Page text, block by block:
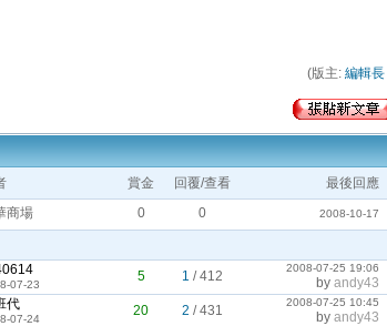
(版主: 編輯長
賞金 回覆/查看 最後回應
商場 0 0 2008-10-17
07-23
5 1 /412
2008-07-25 19:06
by andy43
代
07-24
20 2 /431
2008-07-25 10:45
by andy43